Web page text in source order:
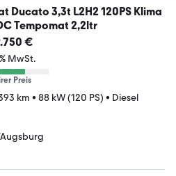
Ducato 3,3t L2H2 120PS Klima
Tempomat 2,2ltr
€
MwSt.
Preis
km • 88 kW (120 PS) • Diesel